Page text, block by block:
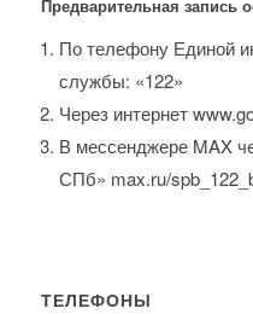
Предварительная запись
По телефону Единой
службы: «122»
Через интернет
В мессенджере MAX
СПб» max.ru/
ТЕЛЕФОНЫ